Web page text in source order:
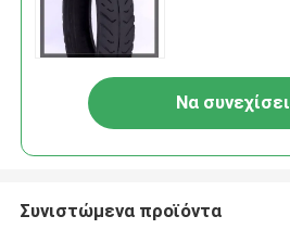
Να συνεχίσει
Συνιστώμενα προϊόντα